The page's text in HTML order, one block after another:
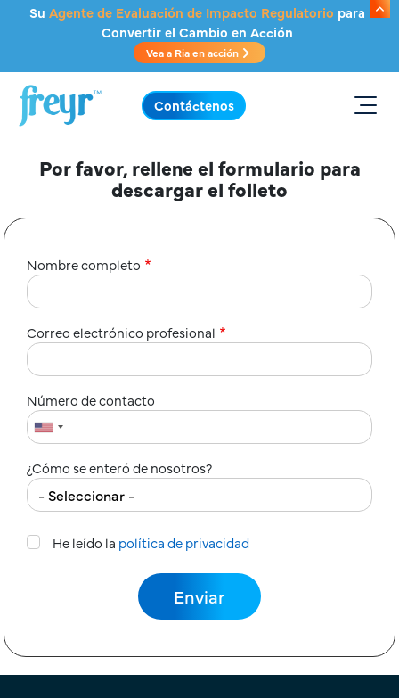
Saltar al contenido principal
Su Agente de Evaluación de Impacto Regulatorio para
Convertir el Cambio en Acción
Vea a Ria en acción
.
Contáctenos
Por favor, rellene el formulario para
descargar el folleto
Nombre completo
Correo electrónico profesional
Número de contacto
¿Cómo se enteró de nosotros?
He leído la política de privacidad